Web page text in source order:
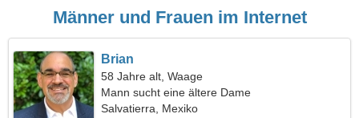
Männer und Frauen im Internet
Brian
58 Jahre alt, Waage
Mann sucht eine ältere Dame
Salvatierra, Mexiko